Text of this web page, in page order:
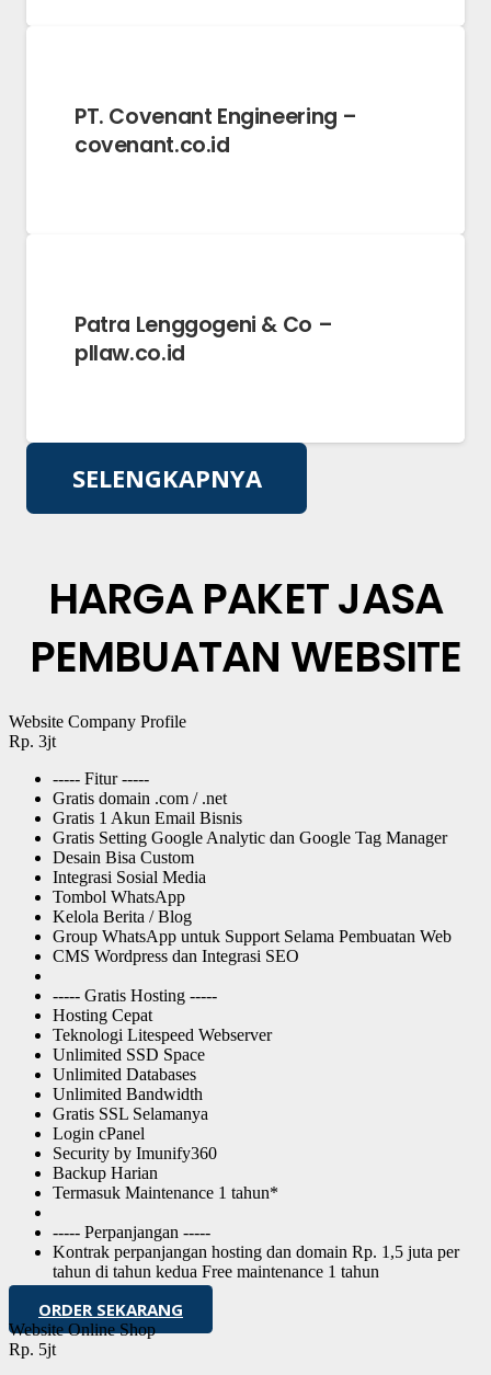
PT. Covenant Engineering –
covenant.co.id
Patra Lenggogeni & Co –
pllaw.co.id
SELENGKAPNYA
HARGA PAKET JASA
PEMBUATAN WEBSITE
Website Company Profile
Rp. 3jt
----- Fitur -----
Gratis domain .com / .net
Gratis 1 Akun Email Bisnis
Gratis Setting Google Analytic dan Google Tag Manager
Desain Bisa Custom
Integrasi Sosial Media
Tombol WhatsApp
Kelola Berita / Blog
Group WhatsApp untuk Support Selama Pembuatan Web
CMS Wordpress dan Integrasi SEO
----- Gratis Hosting -----
Hosting Cepat
Teknologi Litespeed Webserver
Unlimited SSD Space
Unlimited Databases
Unlimited Bandwidth
Gratis SSL Selamanya
Login cPanel
Security by Imunify360
Backup Harian
Termasuk Maintenance 1 tahun*
----- Perpanjangan -----
Kontrak perpanjangan hosting dan domain Rp. 1,5 juta per
tahun di tahun kedua Free maintenance 1 tahun
ORDER SEKARANG
Website Online Shop
Rp. 5jt